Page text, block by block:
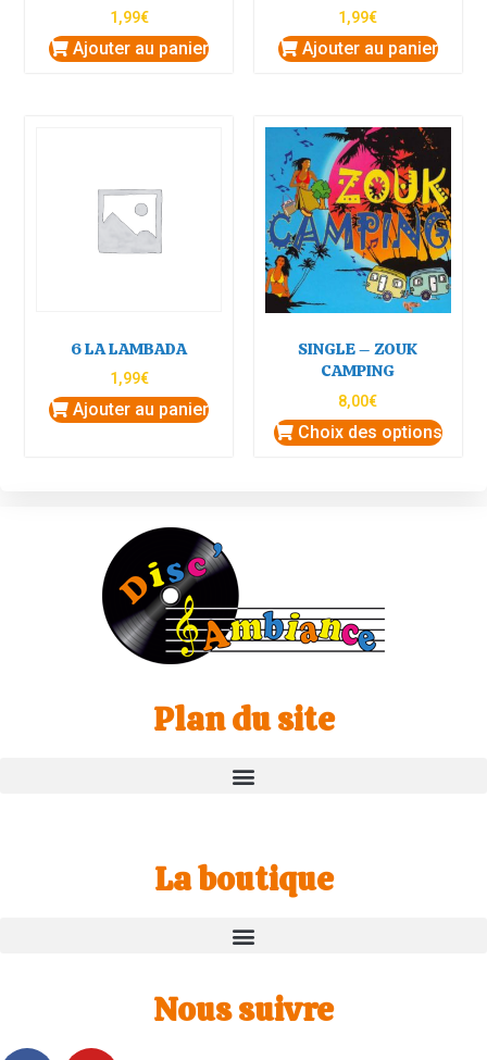
1,99€
Ajouter au panier
1,99€
Ajouter au panier
6 LA LAMBADA
1,99€
Ajouter au panier
SINGLE – ZOUK
CAMPING
8,00€
Choix des options
Plan du site
La boutique
Nous suivre